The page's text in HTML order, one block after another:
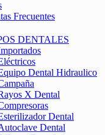
Frecuentes
DENTALES
Dental Hidraulico
X Dental
Dental
Dental